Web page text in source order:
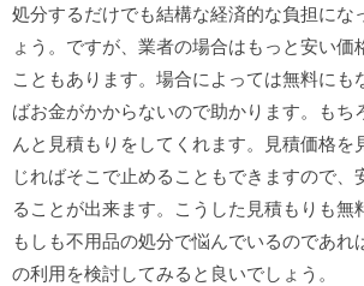
処分するだけでも結構な経済的な負担にな
ょう。ですが、業者の場合はもっと安い価
こともあります。場合によっては無料にも
ばお金がかからないので助かります。もち
んと見積もりをしてくれます。見積価格を
じればそこで止めることもできますので、
ることが出来ます。こうした見積もりも無
もしも不用品の処分で悩んでいるのであれ
の利用を検討してみると良いでしょう。